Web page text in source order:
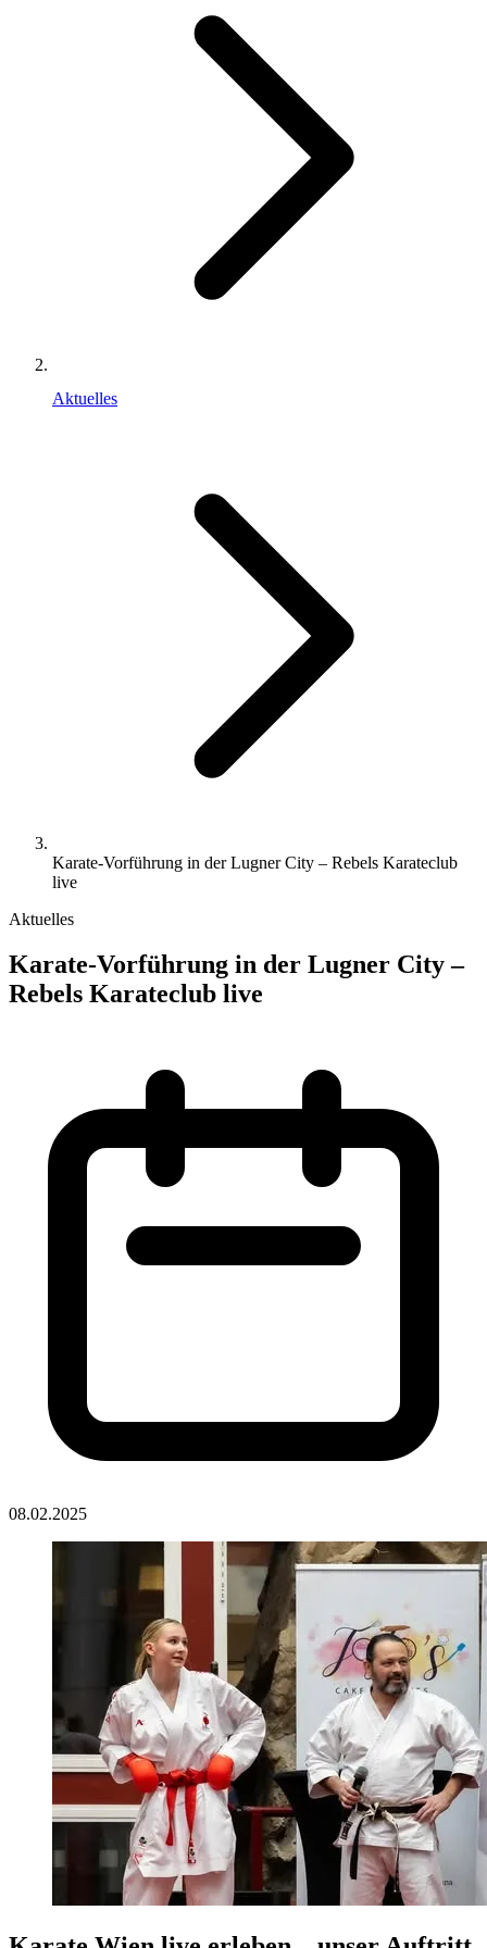
Aktuelles
Karate-Vorführung in der Lugner City – Rebels Karateclub
live
Aktuelles
Karate-Vorführung in der Lugner City –
Rebels Karateclub live
08.02.2025